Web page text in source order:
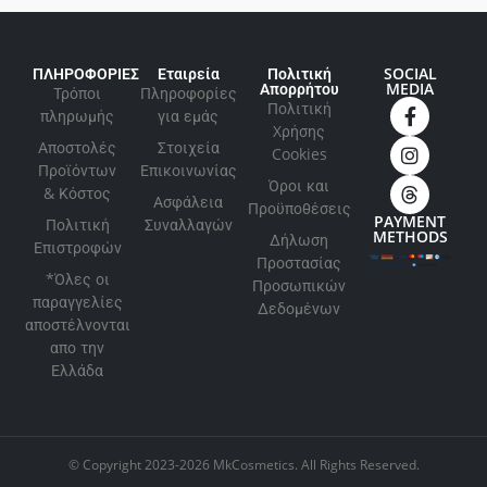
ΠΛΗΡΟΦΟΡΙΕΣ
Τρόποι
πληρωμής
Αποστολές
Προϊόντων
& Κόστος
Πολιτική
Επιστροφών
*Όλες οι
παραγγελίες
αποστέλνονται
απο την
Ελλάδα
Εταιρεία
Πληροφορίες
για εμάς
Στοιχεία
Επικοινωνίας
Ασφάλεια
Συναλλαγών
Πολιτική
Απορρήτου
Πολιτική
Xρήσης
Cookies
Όροι και
Προϋποθέσεις
Δήλωση
Προστασίας
Προσωπικών
Δεδομένων
SOCIAL
MEDIA
PAYMENT
METHODS
© Copyright 2023-2026 MkCosmetics. All Rights Reserved.